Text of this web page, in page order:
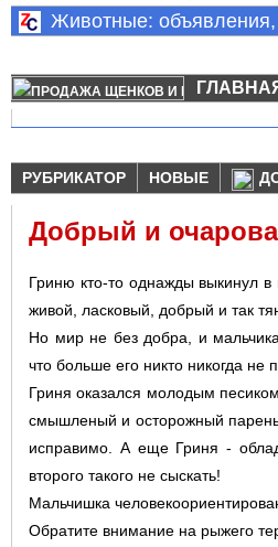
Животные: объявления,
РУБРИКАТОР
НОВЫЕ
Добрый и
Гриню кто-то однажды выкинул
живой, ласковый, добрый и так
Но мир не без добра, и
что больше его никто никогда не
Гриня оказался молодым
смышленый и осторожный
исправимо. А еще Гриня -
второго такого не сыскать!
Мальчишка
Обратите внимание на рыжего